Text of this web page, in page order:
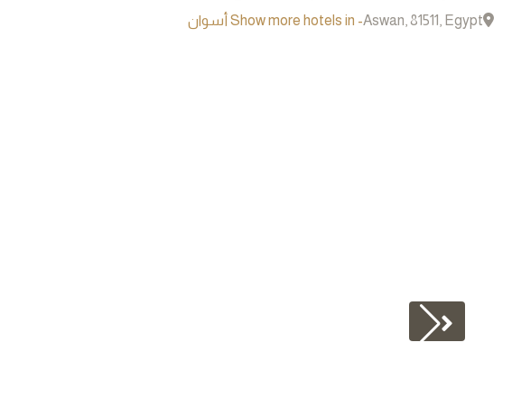
Aswan, 81511, Egypt- Show more hotels in أسوان